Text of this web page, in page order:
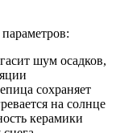
шум осадков,
сохраняет
на солнце
керамики